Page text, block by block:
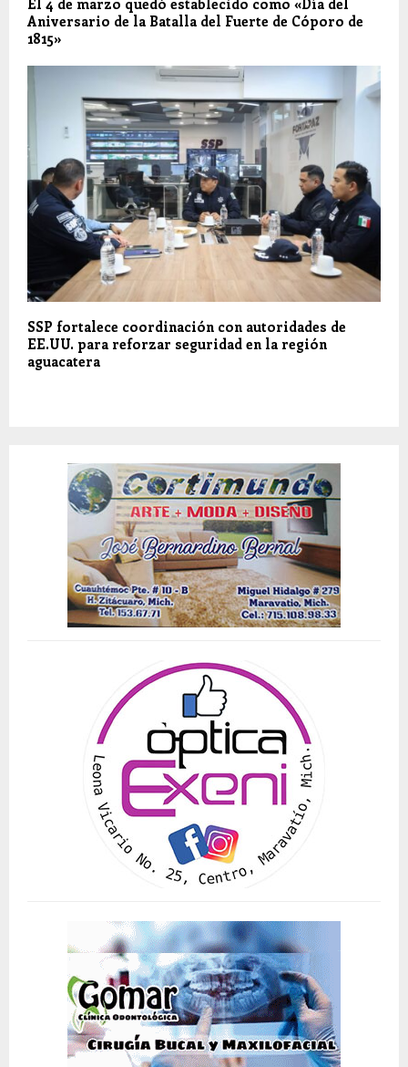
El 4 de marzo quedó establecido como «Día del
Aniversario de la Batalla del Fuerte de Cóporo de
1815»
SSP fortalece coordinación con autoridades de
EE.UU. para reforzar seguridad en la región
aguacatera